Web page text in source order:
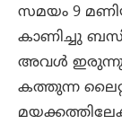
സമയം 9
കാണിച്ചു
അവൾ
കത്തുന്ന